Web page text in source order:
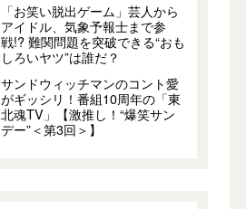
「お笑い脱出ゲーム」芸人から
アイドル、気象予報士まで参
戦!? 難関問題を突破できる“おも
しろいヤツ”は誰だ？
サンドウィッチマンのコント愛
がギッシリ！番組10周年の「東
北魂TV」【激推し！“爆笑サン
デー”＜第3回＞】